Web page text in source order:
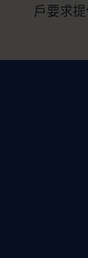
戶要求